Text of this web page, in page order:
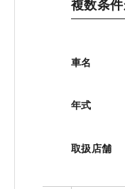
中古車
複数条
車名
年式
取扱店舗